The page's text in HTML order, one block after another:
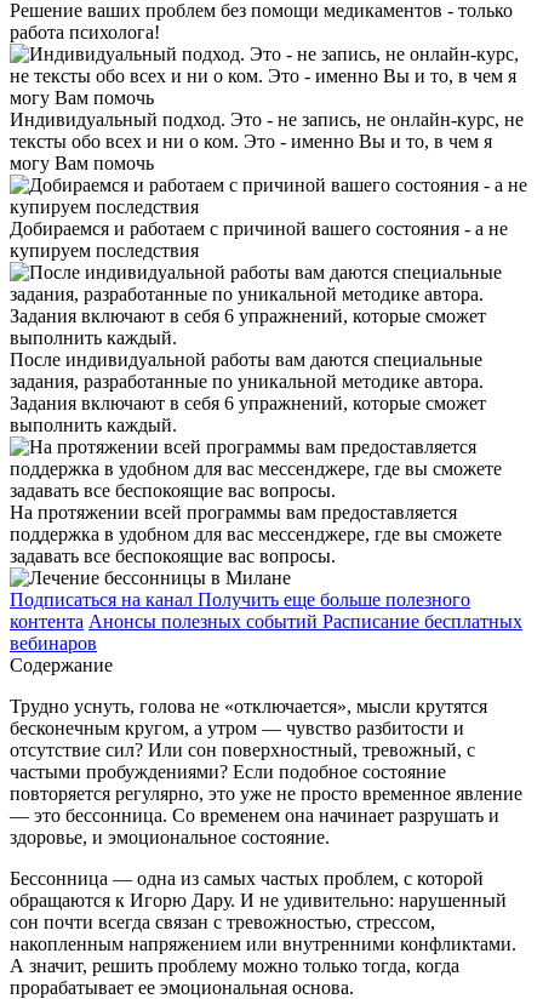
Решение ваших проблем без помощи медикаментов - только
работа психолога!
Индивидуальный подход. Это - не запись, не онлайн-курс, не
тексты обо всех и ни о ком. Это - именно Вы и то, в чем я
могу Вам помочь
Добираемся и работаем с причиной вашего состояния - а не
купируем последствия
После индивидуальной работы вам даются специальные
задания, разработанные по уникальной методике автора.
Задания включают в себя 6 упражнений, которые сможет
выполнить каждый.
На протяжении всей программы вам предоставляется
поддержка в удобном для вас мессенджере, где вы сможете
задавать все беспокоящие вас вопросы.
Подписаться на канал Получить еще больше полезного
контента Анонсы полезных событий Расписание бесплатных
вебинаров
Содержание
Трудно уснуть, голова не «отключается», мысли крутятся
бесконечным кругом, а утром — чувство разбитости и
отсутствие сил? Или сон поверхностный, тревожный, с
частыми пробуждениями? Если подобное состояние
повторяется регулярно, это уже не просто временное явление
— это бессонница. Со временем она начинает разрушать и
здоровье, и эмоциональное состояние.
Бессонница — одна из самых частых проблем, с которой
обращаются к Игорю Дару. И не удивительно: нарушенный
сон почти всегда связан с тревожностью, стрессом,
накопленным напряжением или внутренними конфликтами.
А значит, решить проблему можно только тогда, когда
прорабатывает ее эмоциональная основа.